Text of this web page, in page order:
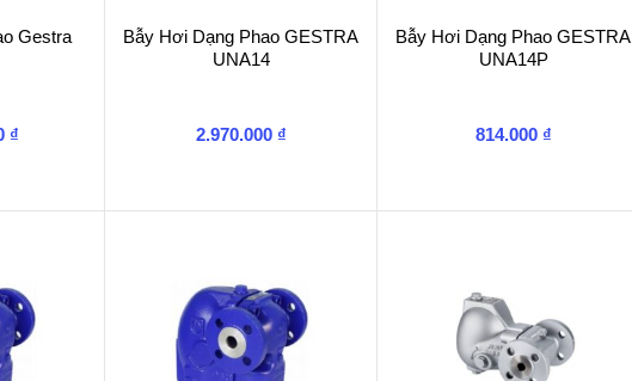
Gestra
₫
Bẫy Hơi Dạng Phao GESTRA
UNA14
2.970.000 ₫
Bẫy Hơi Dạng Phao GESTRA
UNA14P
814.000 ₫